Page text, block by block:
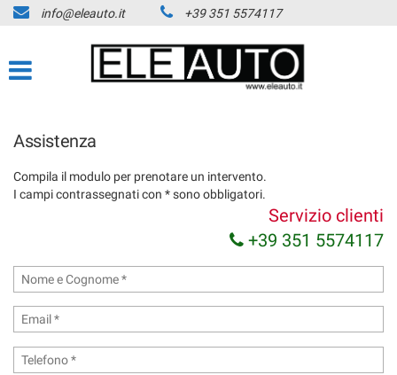
info@eleauto.it +39 351 5574117
Assistenza
Compila il modulo per prenotare un intervento.
I campi contrassegnati con * sono obbligatori.
Servizio clienti
+39 351 5574117